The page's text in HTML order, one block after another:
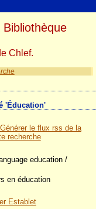
'Éducation'
Générer le flux rss de la
recherche
education/
en éducation
Establet
Chlef.